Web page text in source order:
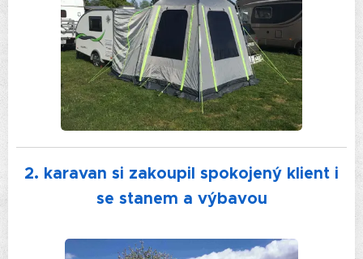
2. karavan si zakoupil spokojený klient i
se stanem a výbavou